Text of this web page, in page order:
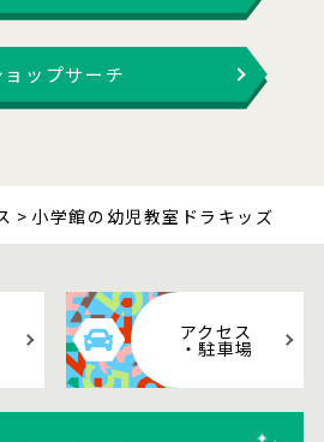
ョップサーチ
小学館の幼児教室ドラキッズ
アクセス
・駐車場